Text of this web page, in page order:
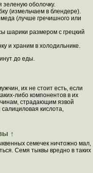
оболочку.
(измельчаем в блендере).
(лучше гречишного или
шарики размером с грецкий
и храним в холодильнике.
до еды.
их не стоит есть, если
либо компонентов в их
страдающим язвой
кислота,
↑
семечек ничтожно мал,
Семя тыквы вредно в таких